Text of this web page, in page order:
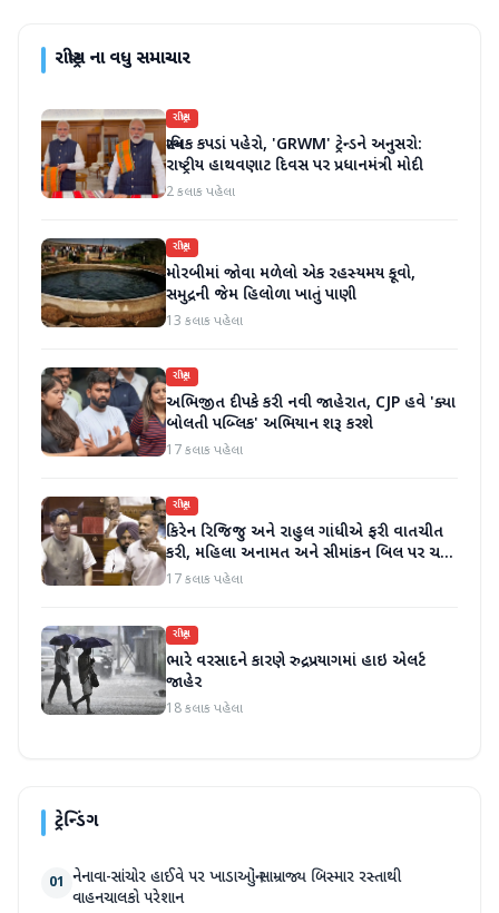
રાષ્ટ્રીયના વધુ સમાચાર
રાષ્ટ્રીય
સ્થાનિક કપડાં પહેરો, 'GRWM' ટ્રેન્ડને અનુસરો:
રાષ્ટ્રીય હાથવણાટ દિવસ પર પ્રધાનમંત્રી મોદી
2 કલાક પહેલા
રાષ્ટ્રીય
મોરબીમાં જોવા મળેલો એક રહસ્યમય કૂવો,
સમુદ્રની જેમ હિલોળા ખાતું પાણી
13 કલાક પહેલા
રાષ્ટ્રીય
અભિજીત દીપકે કરી નવી જાહેરાત, CJP હવે 'ક્યા
બોલતી પબ્લિક' અભિયાન શરૂ કરશે
17 કલાક પહેલા
રાષ્ટ્રીય
કિરેન રિજિજુ અને રાહુલ ગાંધીએ ફરી વાતચીત
કરી, મહિલા અનામત અને સીમાંકન બિલ પર ચર્ચા
કરી
17 કલાક પહેલા
રાષ્ટ્રીય
ભારે વરસાદને કારણે રુદ્રપ્રયાગમાં હાઇ એલર્ટ
જાહેર
18 કલાક પહેલા
ટ્રેન્ડિંગ
01 નેનાવા-સાંચોર હાઈવે પર ખાડાઓનું સામ્રાજ્ય બિસ્માર રસ્તાથી
વાહનચાલકો પરેશાન